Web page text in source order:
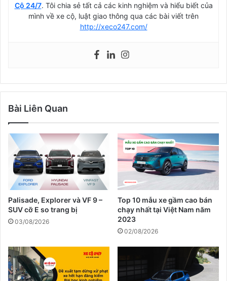
Cộ 24/7. Tôi chia sẻ tất cả các kinh nghiệm và hiểu biết của
mình về xe cộ, luật giao thông qua các bài viết trên
http://xeco247.com/
Bài Liên Quan
Palisade, Explorer và VF 9 –
SUV cỡ E so trang bị
03/08/2026
Top 10 mẫu xe gầm cao bán
chạy nhất tại Việt Nam năm
2023
02/08/2026